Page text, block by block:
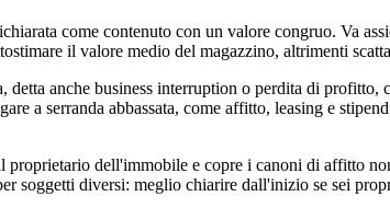
come contenuto con un valore congruo. Va
il valore medio del magazzino, altrimenti
detta anche business interruption o perdita di
a serranda abbassata, come affitto, leasing e
dell'immobile e copre i canoni di affitto
soggetti diversi: meglio chiarire dall'inizio se sei